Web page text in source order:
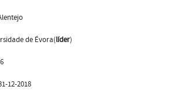
de Évora(líder)
12-2018